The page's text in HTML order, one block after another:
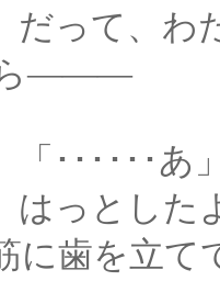
しは別
ら―――
･あ
うに、
に歯を立て